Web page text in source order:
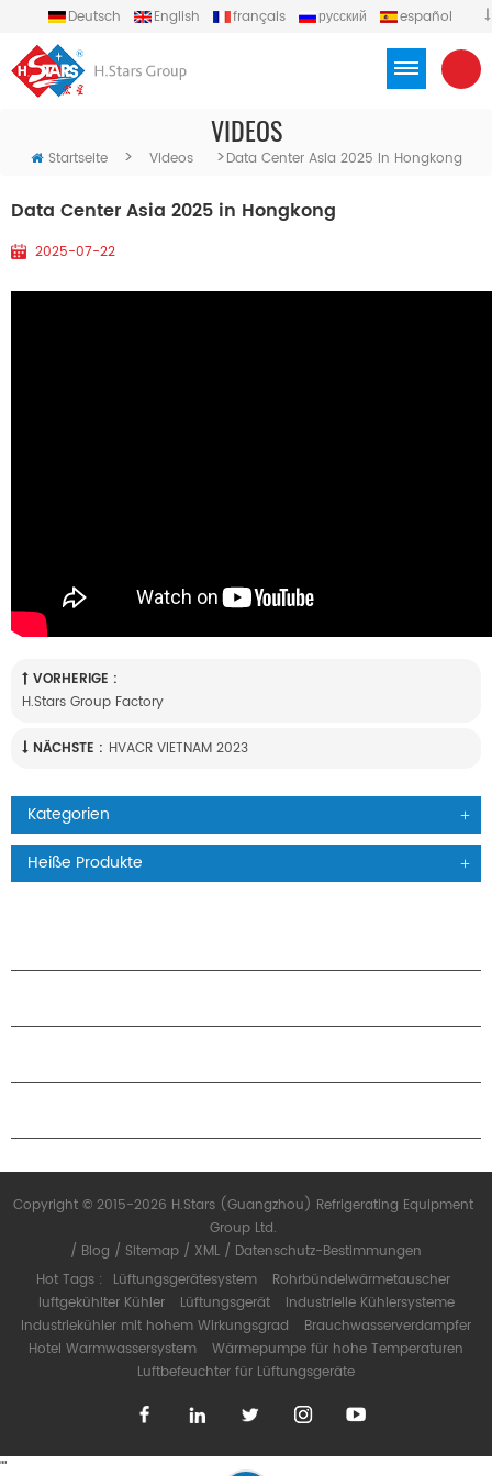
Deutsch English français русский
español
VIDEOS
Startseite > Videos >Data Center Asia 2025 In Hongkong
Data Center Asia 2025 in Hongkong
2025-07-22
VORHERIGE :
H.Stars Group Factory
NÄCHSTE : HVACR VIETNAM 2023
Kategorien
Heiße Produkte
Copyright © 2015-2026 H.Stars (Guangzhou) Refrigerating Equipment
Group Ltd.
/ Blog / Sitemap / XML / Datenschutz-Bestimmungen
Hot Tags :
Lüftungsgerätesystem
Rohrbündelwärmetauscher
luftgekühlter Kühler
Lüftungsgerät
industrielle Kühlersysteme
Industriekühler mit hohem Wirkungsgrad
Brauchwasserverdampfer
Hotel Warmwassersystem
Wärmepumpe für hohe Temperaturen
Luftbefeuchter für Lüftungsgeräte
""